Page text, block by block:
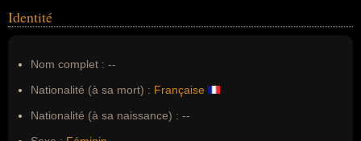
Identité
Nom complet : --
Nationalité (à sa mort) : Française
Nationalité (à sa naissance) : --